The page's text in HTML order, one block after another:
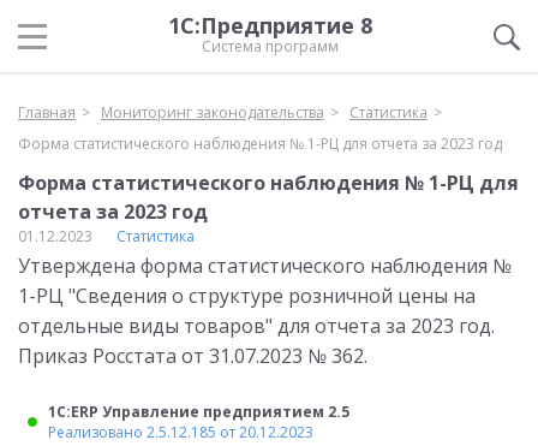
1С:Предприятие 8
Система программ
Главная Мониторинг законодательства
Статистика
Форма статистического наблюдения № 1-РЦ для отчета за 2023 год
Форма статистического наблюдения № 1-РЦ для
отчета за 2023 год
01.12.2023 Статистика
Утверждена форма статистического наблюдения №
1-РЦ "Сведения о структуре розничной цены на
отдельные виды товаров" для отчета за 2023 год.
Приказ Росстата от 31.07.2023 № 362.
1С:ERP Управление предприятием 2.5
Реализовано 2.5.12.185 от 20.12.2023